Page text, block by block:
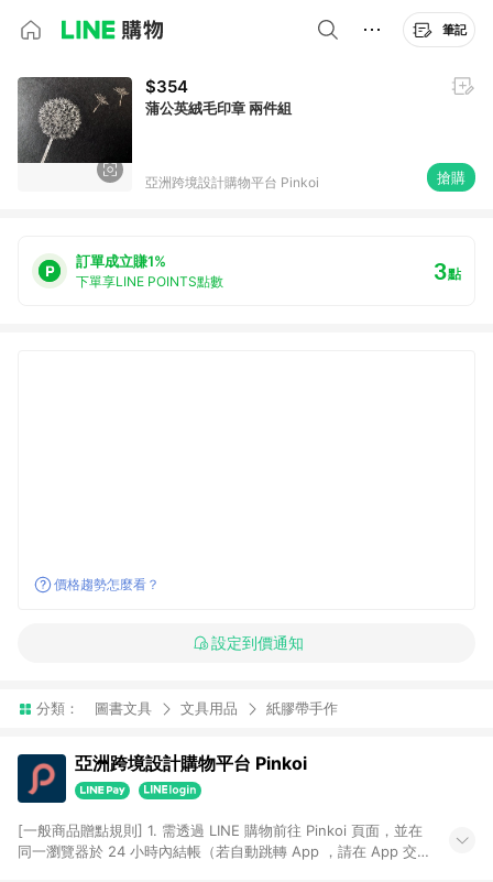
筆記
$354
蒲公英絨毛印章 兩件組
亞洲跨境設計購物平台 Pinkoi 搶購
訂單成立賺1%
下單享LINE POINTS點數 3點
價格趨勢怎麼看？
設定到價通知
分類： 圖書文具 文具用品 紙膠帶手作
亞洲跨境設計購物平台 Pinkoi
[一般商品贈點規則] 1. 需透過 LINE 購物前往 Pinkoi 頁面，並在
同一瀏覽器於 24 小時內結帳（若自動跳轉 App ，請在 App 交